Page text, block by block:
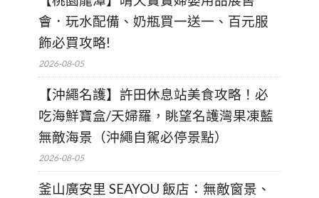
會．玩水配備、奶瓶買一送一、百元服
飾必買攻略!
2026-08-05
【沖繩名護】許田休息站美食攻略！必
吃海鮮寶盒/天婦羅，眺望名護灣果凍藍
無敵海景（沖繩自駕必停景點）
2026-08-05
釜山廣安里 SEAYOU 飯店：無敵窗景、